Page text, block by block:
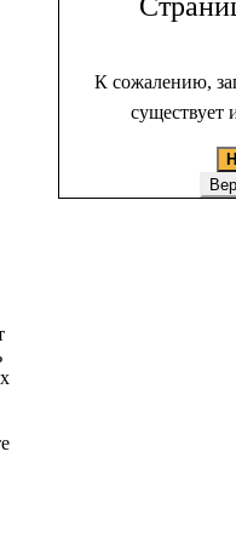
К сожалению,
существует